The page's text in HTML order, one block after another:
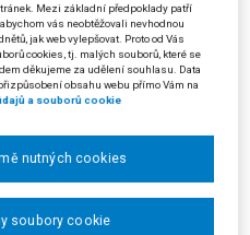
výměrům odvolání, která byla
Finanční ředitelství v Brně, které s
odst. 1 zákona č. 456/2011 Sb., o
a jeho právním nástupcem se
2011 Sb. ve spojení s § 69 s. ř. s.
třemi samostatnými
Ten je spojil ke společnému
2012, čj. 31 Af 49/2010-75, zamítl.
Mezi základní předpoklady patří
vás neobtěžovali nevhodnou
jak web vylepšovat. Proto od Vás
cookies, tj. malých souborů, které se
děkujeme za udělení souhlasu. Data
obsahu webu přímo Vám na
a souborů cookie
nutných cookies
soubory cookie